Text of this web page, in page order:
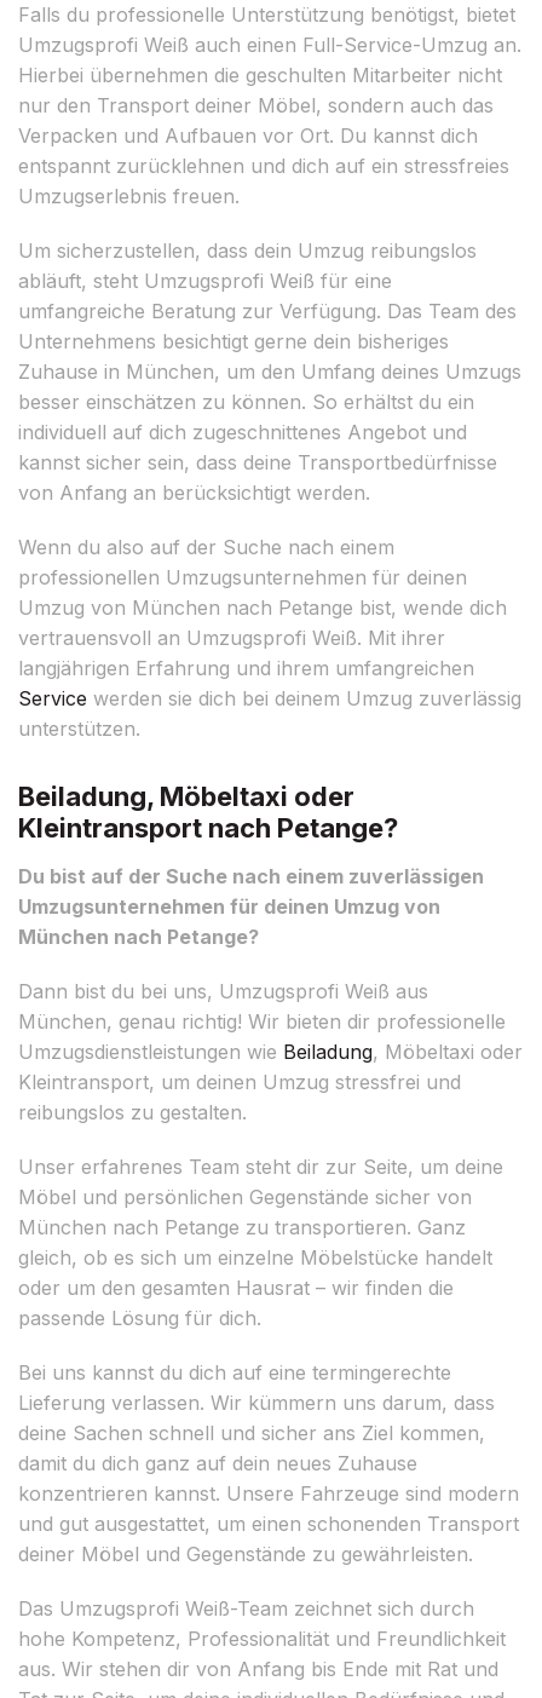
Falls du professionelle Unterstützung benötigst, bietet
Umzugsprofi Weiß auch einen Full-Service-Umzug an.
Hierbei übernehmen die geschulten Mitarbeiter nicht
nur den Transport deiner Möbel, sondern auch das
Verpacken und Aufbauen vor Ort. Du kannst dich
entspannt zurücklehnen und dich auf ein stressfreies
Umzugserlebnis freuen.
Um sicherzustellen, dass dein Umzug reibungslos
abläuft, steht Umzugsprofi Weiß für eine
umfangreiche Beratung zur Verfügung. Das Team des
Unternehmens besichtigt gerne dein bisheriges
Zuhause in München, um den Umfang deines Umzugs
besser einschätzen zu können. So erhältst du ein
individuell auf dich zugeschnittenes Angebot und
kannst sicher sein, dass deine Transportbedürfnisse
von Anfang an berücksichtigt werden.
Wenn du also auf der Suche nach einem
professionellen Umzugsunternehmen für deinen
Umzug von München nach Petange bist, wende dich
vertrauensvoll an Umzugsprofi Weiß. Mit ihrer
langjährigen Erfahrung und ihrem umfangreichen
Service werden sie dich bei deinem Umzug zuverlässig
unterstützen.
Beiladung, Möbeltaxi oder
Kleintransport nach Petange?
Du bist auf der Suche nach einem zuverlässigen
Umzugsunternehmen für deinen Umzug von
München nach Petange?
Dann bist du bei uns, Umzugsprofi Weiß aus
München, genau richtig! Wir bieten dir professionelle
Umzugsdienstleistungen wie Beiladung, Möbeltaxi oder
Kleintransport, um deinen Umzug stressfrei und
reibungslos zu gestalten.
Unser erfahrenes Team steht dir zur Seite, um deine
Möbel und persönlichen Gegenstände sicher von
München nach Petange zu transportieren. Ganz
gleich, ob es sich um einzelne Möbelstücke handelt
oder um den gesamten Hausrat – wir finden die
passende Lösung für dich.
Bei uns kannst du dich auf eine termingerechte
Lieferung verlassen. Wir kümmern uns darum, dass
deine Sachen schnell und sicher ans Ziel kommen,
damit du dich ganz auf dein neues Zuhause
konzentrieren kannst. Unsere Fahrzeuge sind modern
und gut ausgestattet, um einen schonenden Transport
deiner Möbel und Gegenstände zu gewährleisten.
Das Umzugsprofi Weiß-Team zeichnet sich durch
hohe Kompetenz, Professionalität und Freundlichkeit
aus. Wir stehen dir von Anfang bis Ende mit Rat und